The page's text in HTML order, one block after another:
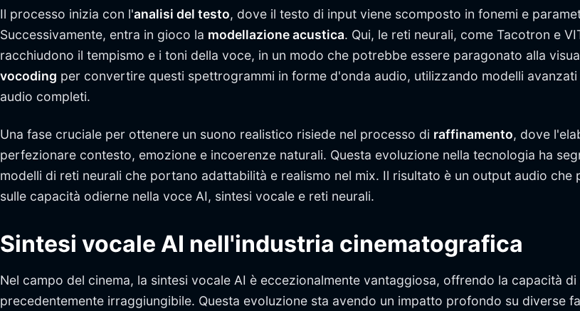
Il processo inizia con l'analisi del testo, dove il testo di input viene scomposto in fonemi e
Successivamente, entra in gioco la modellazione acustica. Qui, le reti neurali, come Tacotron e
racchiudono il tempismo e i toni della voce, in un modo che potrebbe essere paragonato alla
vocoding per convertire questi spettrogrammi in forme d'onda audio, utilizzando modelli
audio completi.
Una fase cruciale per ottenere un suono realistico risiede nel processo di raffinamento, dove
perfezionare contesto, emozione e incoerenze naturali. Questa evoluzione nella tecnologia ha
modelli di reti neurali che portano adattabilità e realismo nel mix. Il risultato è un output audio
sulle capacità odierne nella voce AI, sintesi vocale e reti neurali.
Sintesi vocale AI nell'industria cinematografica
Nel campo del cinema, la sintesi vocale AI è eccezionalmente vantaggiosa, offrendo la capacità
precedentemente irraggiungibile. Questa evoluzione sta avendo un impatto profondo su diverse